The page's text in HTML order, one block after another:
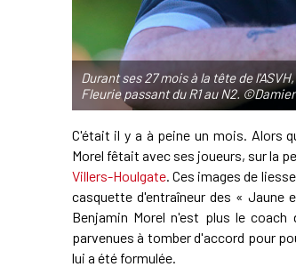
Durant ses 27 mois à la tête de
Fleurie passant du R1 au N2.
C'était il y a à peine un mois. Alors
Morel fêtait avec ses joueurs, sur la
Villers-Houlgate. Ces images de
casquette d'entraîneur des « Jaune
Benjamin Morel n'est plus le
parvenues à tomber d'accord pour
lui a été formulée.